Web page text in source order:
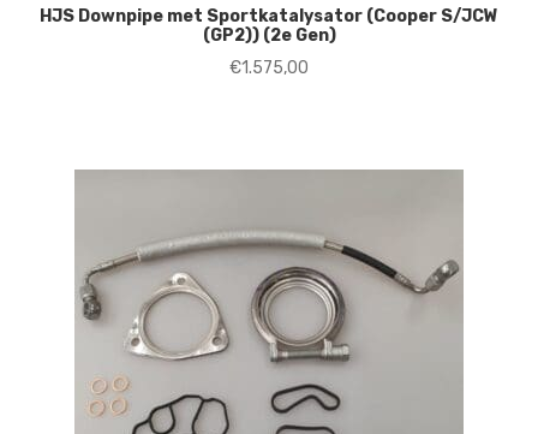
HJS Downpipe met Sportkatalysator (Cooper S/JCW
(GP2)) (2e Gen)
€1.575,00